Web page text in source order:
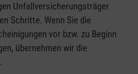
Unfallversicherungsträger
Schritte. Wenn Sie die
vor bzw. zu Beginn
übernehmen wir die